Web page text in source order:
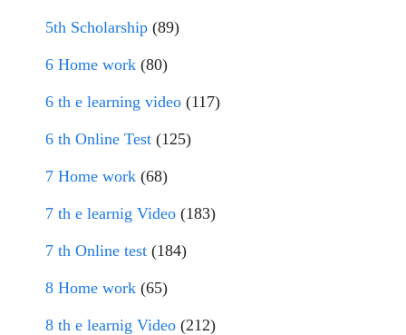
5th Scholarship (89)
6 Home work (80)
6 th e learning video (117)
6 th Online Test (125)
7 Home work (68)
7 th e learnig Video (183)
7 th Online test (184)
8 Home work (65)
8 th e learnig Video (212)